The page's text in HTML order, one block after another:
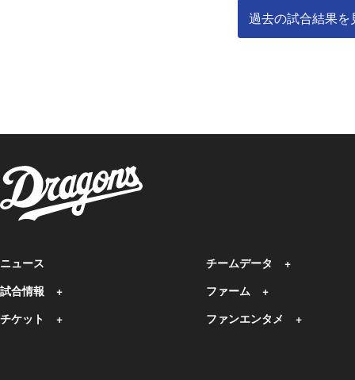
過去の試合結果
ニュース
試合情報
チケット
チームデータ
ファーム
ファンエンタメ